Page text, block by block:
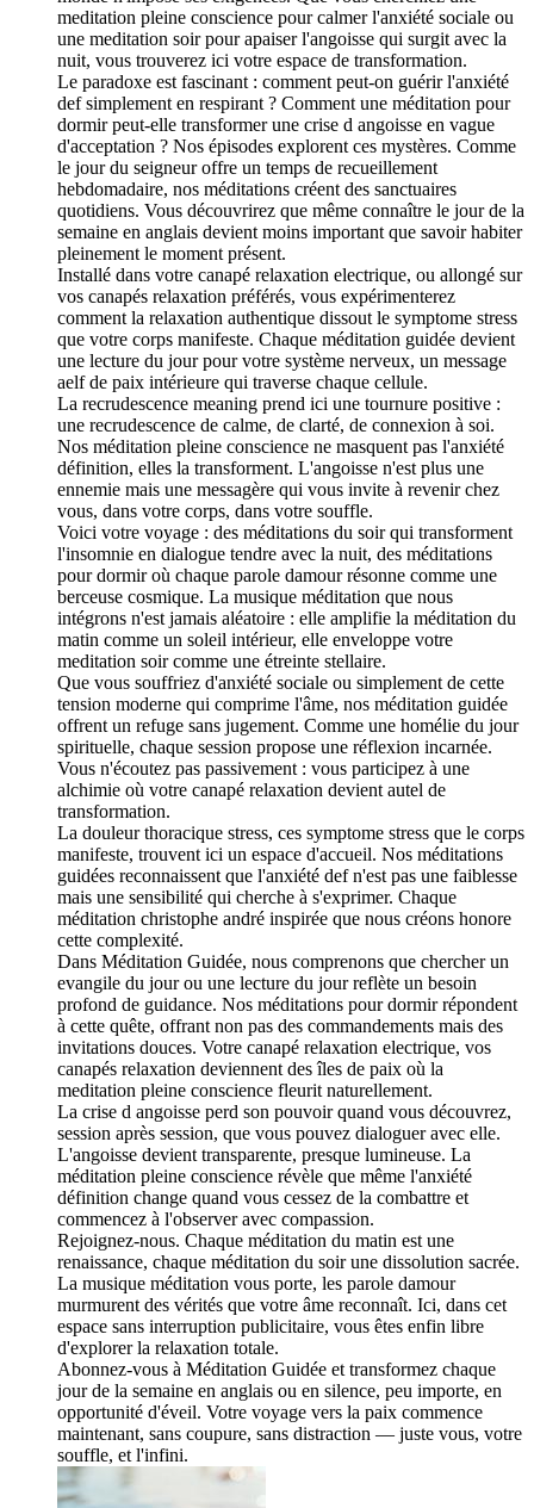
meditation pleine conscience pour calmer l'anxiété sociale ou
une meditation soir pour apaiser l'angoisse qui surgit avec la
nuit, vous trouverez ici votre espace de transformation.
Le paradoxe est fascinant : comment peut-on guérir l'anxiété
def simplement en respirant ? Comment une méditation pour
dormir peut-elle transformer une crise d angoisse en vague
d'acceptation ? Nos épisodes explorent ces mystères. Comme
le jour du seigneur offre un temps de recueillement
hebdomadaire, nos méditations créent des sanctuaires
quotidiens. Vous découvrirez que même connaître le jour de la
semaine en anglais devient moins important que savoir habiter
pleinement le moment présent.
Installé dans votre canapé relaxation electrique, ou allongé sur
vos canapés relaxation préférés, vous expérimenterez
comment la relaxation authentique dissout le symptome stress
que votre corps manifeste. Chaque méditation guidée devient
une lecture du jour pour votre système nerveux, un message
aelf de paix intérieure qui traverse chaque cellule.
La recrudescence meaning prend ici une tournure positive :
une recrudescence de calme, de clarté, de connexion à soi.
Nos méditation pleine conscience ne masquent pas l'anxiété
définition, elles la transforment. L'angoisse n'est plus une
ennemie mais une messagère qui vous invite à revenir chez
vous, dans votre corps, dans votre souffle.
Voici votre voyage : des méditations du soir qui transforment
l'insomnie en dialogue tendre avec la nuit, des méditations
pour dormir où chaque parole damour résonne comme une
berceuse cosmique. La musique méditation que nous
intégrons n'est jamais aléatoire : elle amplifie la méditation du
matin comme un soleil intérieur, elle enveloppe votre
meditation soir comme une étreinte stellaire.
Que vous souffriez d'anxiété sociale ou simplement de cette
tension moderne qui comprime l'âme, nos méditation guidée
offrent un refuge sans jugement. Comme une homélie du jour
spirituelle, chaque session propose une réflexion incarnée.
Vous n'écoutez pas passivement : vous participez à une
alchimie où votre canapé relaxation devient autel de
transformation.
La douleur thoracique stress, ces symptome stress que le corps
manifeste, trouvent ici un espace d'accueil. Nos méditations
guidées reconnaissent que l'anxiété def n'est pas une faiblesse
mais une sensibilité qui cherche à s'exprimer. Chaque
méditation christophe andré inspirée que nous créons honore
cette complexité.
Dans Méditation Guidée, nous comprenons que chercher un
evangile du jour ou une lecture du jour reflète un besoin
profond de guidance. Nos méditations pour dormir répondent
à cette quête, offrant non pas des commandements mais des
invitations douces. Votre canapé relaxation electrique, vos
canapés relaxation deviennent des îles de paix où la
meditation pleine conscience fleurit naturellement.
La crise d angoisse perd son pouvoir quand vous découvrez,
session après session, que vous pouvez dialoguer avec elle.
L'angoisse devient transparente, presque lumineuse. La
méditation pleine conscience révèle que même l'anxiété
définition change quand vous cessez de la combattre et
commencez à l'observer avec compassion.
Rejoignez-nous. Chaque méditation du matin est une
renaissance, chaque méditation du soir une dissolution sacrée.
La musique méditation vous porte, les parole damour
murmurent des vérités que votre âme reconnaît. Ici, dans cet
espace sans interruption publicitaire, vous êtes enfin libre
d'explorer la relaxation totale.
Abonnez-vous à Méditation Guidée et transformez chaque
jour de la semaine en anglais ou en silence, peu importe, en
opportunité d'éveil. Votre voyage vers la paix commence
maintenant, sans coupure, sans distraction — juste vous, votre
souffle, et l'infini.